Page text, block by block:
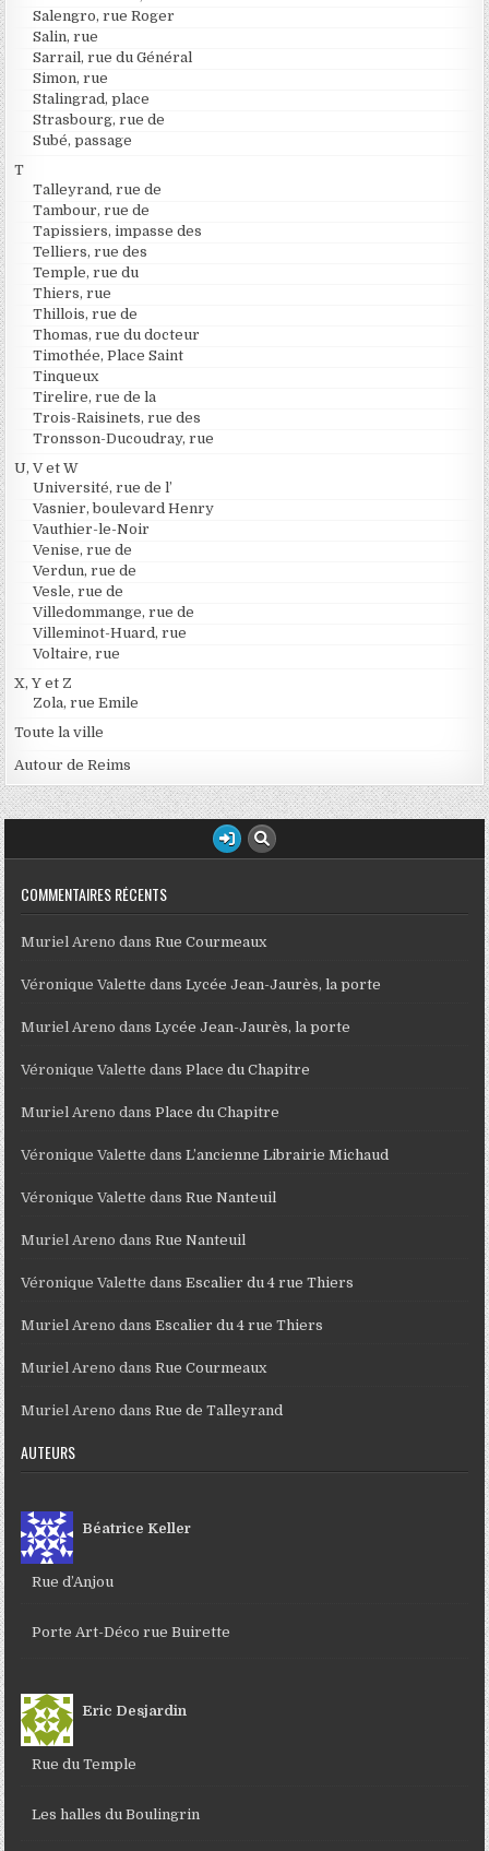
Salengro, rue Roger
Salin, rue
Sarrail, rue du Général
Simon, rue
Stalingrad, place
Strasbourg, rue de
Subé, passage
T
Talleyrand, rue de
Tambour, rue de
Tapissiers, impasse des
Telliers, rue des
Temple, rue du
Thiers, rue
Thillois, rue de
Thomas, rue du docteur
Timothée, Place Saint
Tinqueux
Tirelire, rue de la
Trois-Raisinets, rue des
Tronsson-Ducoudray, rue
U, V et W
Université, rue de l’
Vasnier, boulevard Henry
Vauthier-le-Noir
Venise, rue de
Verdun, rue de
Vesle, rue de
Villedommange, rue de
Villeminot-Huard, rue
Voltaire, rue
X, Y et Z
Zola, rue Emile
Toute la ville
Autour de Reims
COMMENTAIRES RÉCENTS
Muriel Areno dansRue Courmeaux
Véronique Valette dansLycée Jean-Jaurès, la porte
Muriel Areno dansLycée Jean-Jaurès, la porte
Véronique Valette dansPlace du Chapitre
Muriel Areno dansPlace du Chapitre
Véronique Valette dansL’ancienne Librairie Michaud
Véronique Valette dansRue Nanteuil
Muriel Areno dansRue Nanteuil
Véronique Valette dansEscalier du 4 rue Thiers
Muriel Areno dansEscalier du 4 rue Thiers
Muriel Areno dansRue Courmeaux
Muriel Areno dansRue de Talleyrand
AUTEURS
Béatrice Keller
Rue d’Anjou
Porte Art-Déco rue Buirette
Eric Desjardin
Rue du Temple
Les halles du Boulingrin